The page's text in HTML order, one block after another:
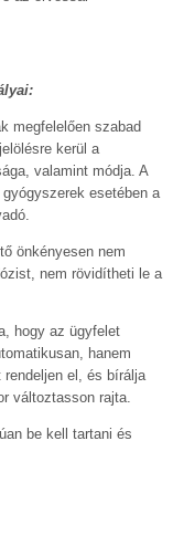
megfelelően szabad
kerül a
valamint módja. A
esetében a
önkényesen nem
nem rövidítheti le a
hogy az ügyfelet
hanem
el, és bírálja
változtasson rajta.
be kell tartani és